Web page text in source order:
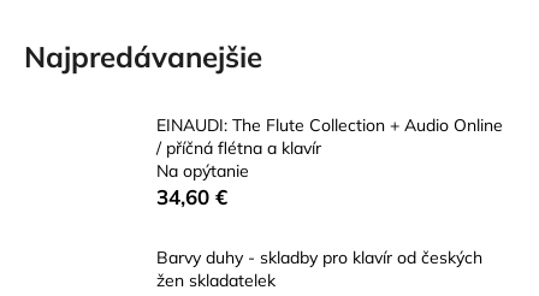
Najpredávanejšie
EINAUDI: The Flute Collection + Audio Online
/ příčná flétna a klavír
Na opýtanie
34,60 €
Barvy duhy - skladby pro klavír od českých
žen skladatelek
HĽADAŤ